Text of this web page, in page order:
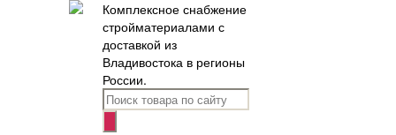
Комплексное снабжение
стройматериалами с
доставкой из
Владивостока в регионы
России.